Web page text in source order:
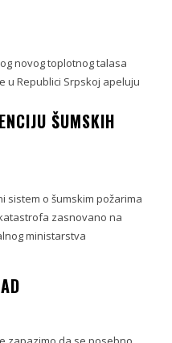
novog toplotnog talasa
u Republici Srpskoj apeluju
ŠUMSKIH
sistem o šumskim požarima
zasnovano na
ministarstva